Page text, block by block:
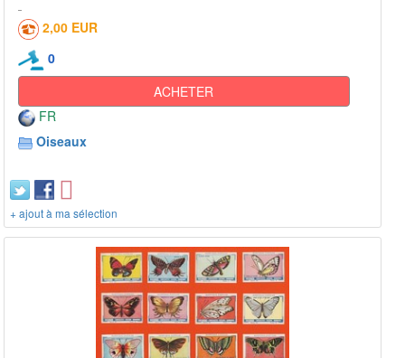
2,00 EUR
0
ACHETER
FR
Oiseaux
+ ajout à ma sélection